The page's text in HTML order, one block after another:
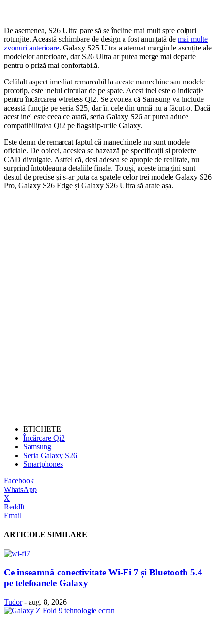
De asemenea, S26 Ultra pare să se încline mai mult spre colțuri
rotunjite. Această schimbare de design a fost anunțată de mai multe
zvonuri anterioare. Galaxy S25 Ultra a atenuat marginile ascuțite ale
modelelor anterioare, dar S26 Ultra ar putea merge mai departe
pentru o priză mai confortabilă.
Celălalt aspect imediat remarcabil la aceste manechine sau modele
prototip, este inelul circular de pe spate. Acest inel este o indicație
pentru încărcarea wireless Qi2. Se zvonea că Samsung va include
această funcție pe seria S25, dar în cele din urmă nu a făcut-o. Dacă
acest inel este ceea ce arată, seria Galaxy S26 ar putea aduce
compatibilitatea Qi2 pe flagship-urile Galaxy.
Este demn de remarcat faptul că manechinele nu sunt modele
oficiale. De obicei, acestea se bazează pe specificații și proiecte
CAD divulgate. Astfel că, deși adesea se apropie de realitate, nu
surprind întotdeauna detaliile finale. Totuși, aceste imagini sunt
destul de precise și s-ar puta ca spatele celor trei modele Galaxy S26
Pro, Galaxy S26 Edge și Galaxy S26 Ultra să arate așa.
ETICHETE
Încărcare Qi2
Samsung
Seria Galaxy S26
Smartphones
Facebook
WhatsApp
X
ReddIt
Email
ARTICOLE SIMILARE
Ce înseamnă conectivitate Wi-Fi 7 și Bluetooth 5.4
pe telefoanele Galaxy
Tudor - aug. 8, 2026